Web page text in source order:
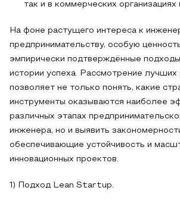
так и в коммерческих организациях
На фоне растущего интереса к
предпринимательству, особую
эмпирически подтверждённые
истории успеха. Рассмотрение лучших
позволяет не только понять, какие
инструменты оказываются наиболее
различных этапах
инженера, но и выявить
обеспечивающие устойчивость и
инновационных проектов.
1) Подход Lean Startup.